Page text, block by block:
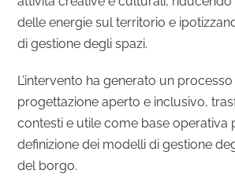
delle energie sul territorio e
di gestione degli spazi.
L’intervento ha generato un
progettazione aperto e inclusivo,
contesti e utile come base operativa
definizione dei modelli di gestione
del borgo.